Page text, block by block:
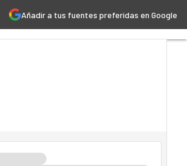
Añadir a tus fuentes preferidas en Google